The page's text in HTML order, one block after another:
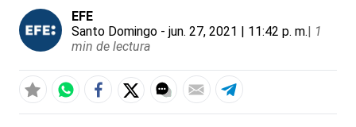
EFE
Santo Domingo - jun. 27, 2021 | 11:42 p. m.| 1
min de lectura